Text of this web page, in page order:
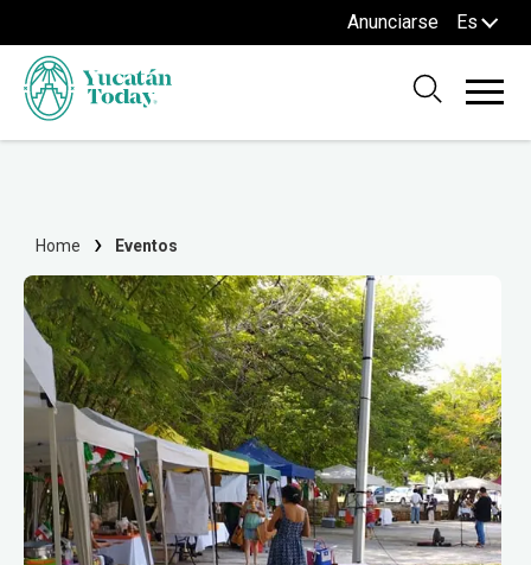
Anunciarse Es
Home Eventos